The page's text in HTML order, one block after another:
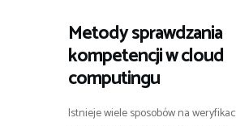
Metody sprawdzania
kompetencji w cloud
computingu
Istnieje wiele sposobów na